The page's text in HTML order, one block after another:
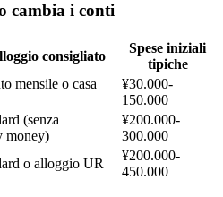
cambia i conti
consigliato
Spese iniziali
tipiche
mensile o casa
¥30.000-
150.000
(senza
money)
¥200.000-
300.000
o alloggio UR
¥200.000-
450.000